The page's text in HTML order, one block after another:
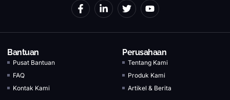
Bantuan
Pusat Bantuan
FAQ
Kontak Kami
Perusahaan
Tentang Kami
Produk Kami
Artikel & Berita